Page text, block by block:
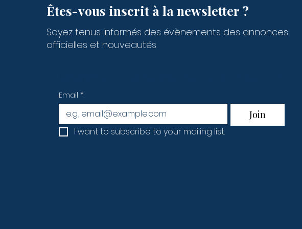
Êtes-vous inscrit à la newsletter ?
Soyez tenus informés des évènements des annonces
officielles et nouveautés
Email *
Join
I want to subscribe to your mailing list.